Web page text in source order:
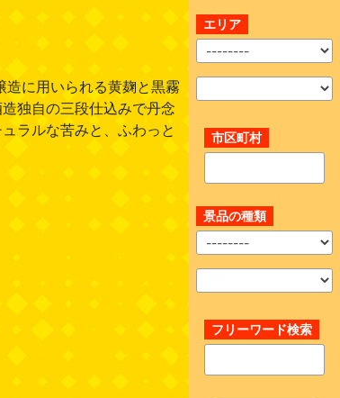
造に用いられる黄麹と黒霧
独自の三段仕込みで丹念
ラルな苦みと、ふわっと
エリア
市区町村
景品の種類
フリーワード検索